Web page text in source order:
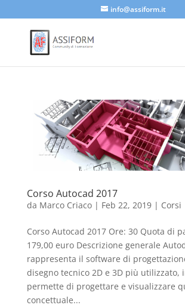
info@assiform.it
Corso Autocad 2017
da Marco Criaco| Feb 22, 2019| Corsi
Corso Autocad 2017 Ore: 30 Quota di
179,00 euro Descrizione generale
rappresenta il software di
disegno tecnico 2D e 3D più utilizzato,
permette di progettare e visualizzare
concettuale...